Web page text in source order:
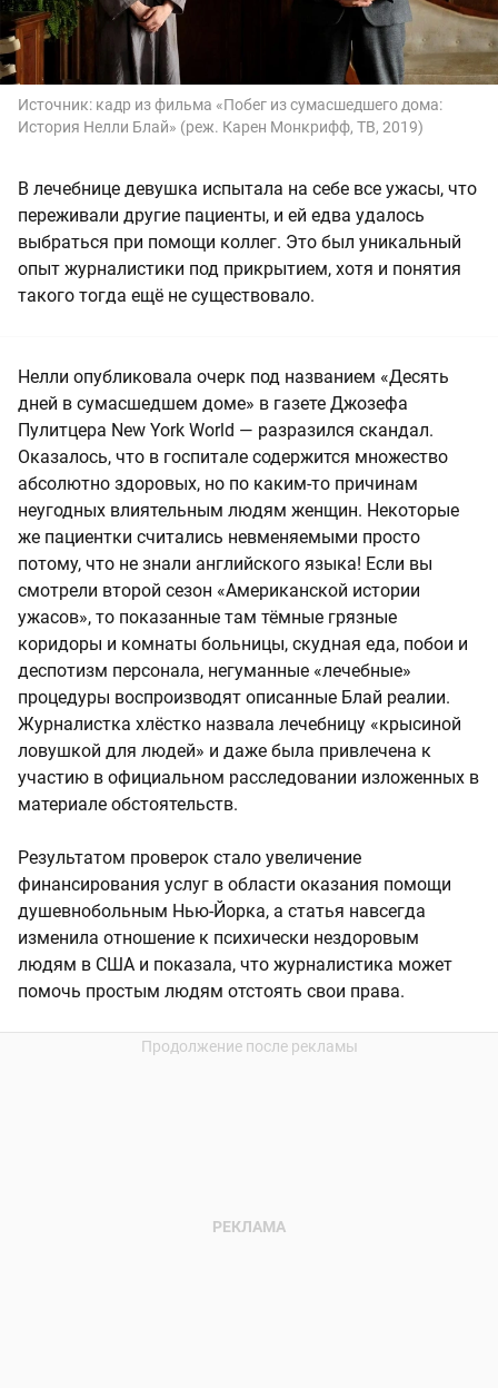
Источник: кадр из фильма «Побег из сумасшедшего дома:
История Нелли Блай» (реж. Карен Монкрифф, ТВ, 2019)
В лечебнице девушка испытала на себе все ужасы, что
переживали другие пациенты, и ей едва удалось
выбраться при помощи коллег. Это был уникальный
опыт журналистики под прикрытием, хотя и понятия
такого тогда ещё не существовало.
Нелли опубликовала очерк под названием «Десять
дней в сумасшедшем доме» в газете Джозефа
Пулитцера New York World — разразился скандал.
Оказалось, что в госпитале содержится множество
абсолютно здоровых, но по каким-то причинам
неугодных влиятельным людям женщин. Некоторые
же пациентки считались невменяемыми просто
потому, что не знали английского языка! Если вы
смотрели второй сезон «Американской истории
ужасов», то показанные там тёмные грязные
коридоры и комнаты больницы, скудная еда, побои и
деспотизм персонала, негуманные «лечебные»
процедуры воспроизводят описанные Блай реалии.
Журналистка хлёстко назвала лечебницу «крысиной
ловушкой для людей» и даже была привлечена к
участию в официальном расследовании изложенных в
материале обстоятельств.
Результатом проверок стало увеличение
финансирования услуг в области оказания помощи
душевнобольным Нью-Йорка, а статья навсегда
изменила отношение к психически нездоровым
людям в США и показала, что журналистика может
помочь простым людям отстоять свои права.